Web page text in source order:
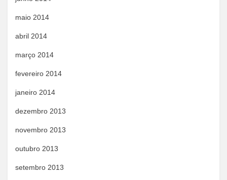
maio 2014
abril 2014
março 2014
fevereiro 2014
janeiro 2014
dezembro 2013
novembro 2013
outubro 2013
setembro 2013